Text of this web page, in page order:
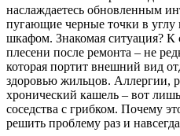
наслаждаетесь обновленным
пугающие черные точки в углу
шкафом. Знакомая ситуация?
плесени после ремонта – не
которая портит внешний вид
здоровью жильцов. Аллергии,
хронический кашель – вот
соседства с грибком. Почему
решить проблему раз и